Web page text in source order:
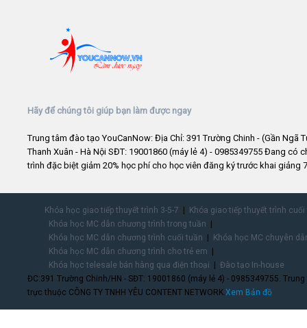
Hãy để chúng tôi giúp bạn làm được ngay
Trung tâm đào tạo YouCanNow: Địa Chỉ: 391 Trường Chinh - (Gần Ngã
Thanh Xuân - Hà Nội SĐT: 19001860 (máy lẻ 4) - 0985349755 Đang có
trình đặc biệt giảm 20% học phí cho học viên đăng ký trước khai giảng
Khóa học giao tiếp thuyết trình 3-5-7
Khóa giao tiếp thuyết trình
Khóa học MC dẫn chương trình trong tuần
Khóa học MC dẫn chương trình cuối tuần
Khóa học MC chuyên
Khóa học MC dẫn chương trình cho trẻ em
Khóa học telesale bán hàng qua điện thoại
Đào tạo In-house
ĐC:391 Trường Chinh/HN - SĐT: 19001860 (máy lẻ 4) - 0985349755.
trực thuộc CÔNG TY TNHH YÊU CONTENT NETWORK.Xem Bản đồ